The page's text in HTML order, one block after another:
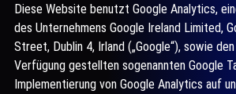
Diese Website benutzt Google Analytics,
des Unternehmens Google Ireland Limited,
Street, Dublin 4, Irland („Google“), sowie
Verfügung gestellten sogenannten Google
Implementierung von Google Analytics auf